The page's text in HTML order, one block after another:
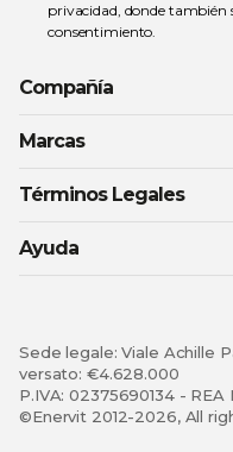
privacidad, donde también
consentimiento.
Compañía
Marcas
Términos Legales
Ayuda
Sede legale: Viale Achille
versato: €4.628.000
P.IVA: 02375690134 - REA
©Enervit 2012-2026, All